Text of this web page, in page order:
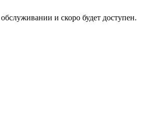
и скоро будет доступен.